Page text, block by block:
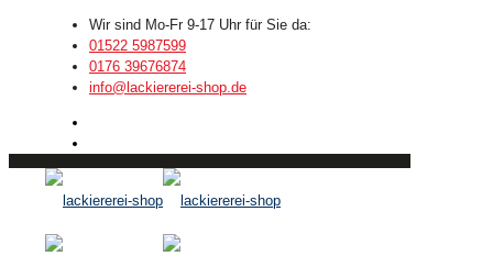
Wir sind Mo-Fr 9-17 Uhr für Sie da:
01522 5987599
0176 39676874
info@lackiererei-shop.de